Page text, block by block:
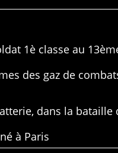
1è classe au
des gaz de
dans la bataille
à Paris